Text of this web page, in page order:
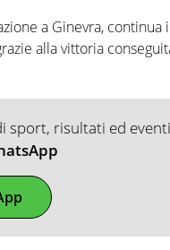
a Ginevra, continua
alla vittoria
sport, risultati ed eventi